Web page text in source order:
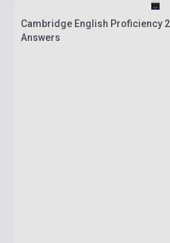
Cambridge English Proficiency
Answers